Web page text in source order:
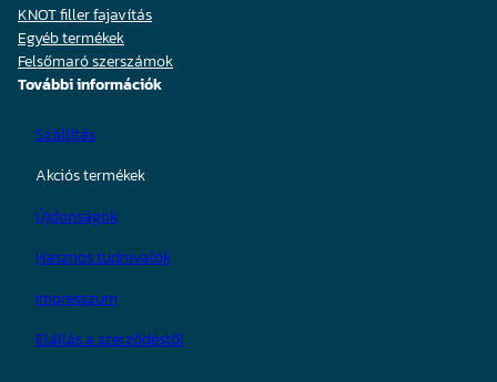
KNOT filler fajavítás
Egyéb termékek
Felsőmaró szerszámok
További információk
Szállítás
Akciós termékek
Újdonságok
Hasznos tudnivalók
Impresszum
Elállás a szerződéstől